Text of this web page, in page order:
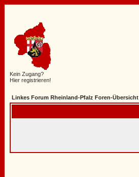
Kein Zugang?
Hier registrieren!
Linkes Forum Rheinland-Pfalz Foren-Übersicht